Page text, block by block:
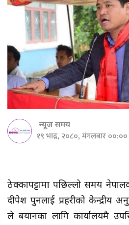
न्यूज समय
१९ भाद्र, २०८०, मंगलबार ००:००
ठेक्कापट्टामा पछिल्लो समय
दीपेश पुनलाई प्रहरीको केन्द्रीय
ले बयानका लागि कार्यालयमै